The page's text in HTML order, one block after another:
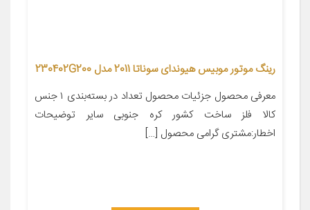
رینگ موتور موبیس هیوندای سوناتا 2011 مدل 230402G200
معرفی محصول جزئیات محصول تعداد در بسته‌بندی ۱ جنس
کالا فلز ساخت کشور کره جنوبی سایر توضیحات
اخطار:مشتری گرامی محصول […]